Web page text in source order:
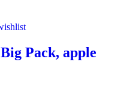
Pack, apple